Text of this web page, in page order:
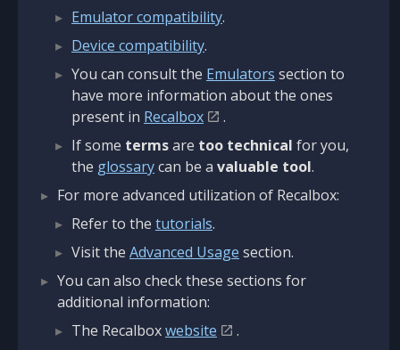
Emulator compatibility.
Device compatibility.
You can consult the Emulators section to
have more information about the ones
present in Recalbox
.
If some termsare too technical for you,
the glossarycan be a valuable tool.
For more advanced utilization of Recalbox:
Refer to the tutorials.
Visit the Advanced Usage section.
You can also check these sections for
additional information:
The Recalboxwebsite
.